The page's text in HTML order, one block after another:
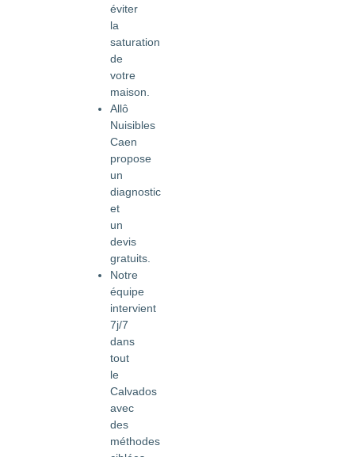
éviter
la
saturation
de
votre
maison.
Allô
Nuisibles
Caen
propose
un
diagnostic
et
un
devis
gratuits.
Notre
équipe
intervient
7j/7
dans
tout
le
Calvados
avec
des
méthodes